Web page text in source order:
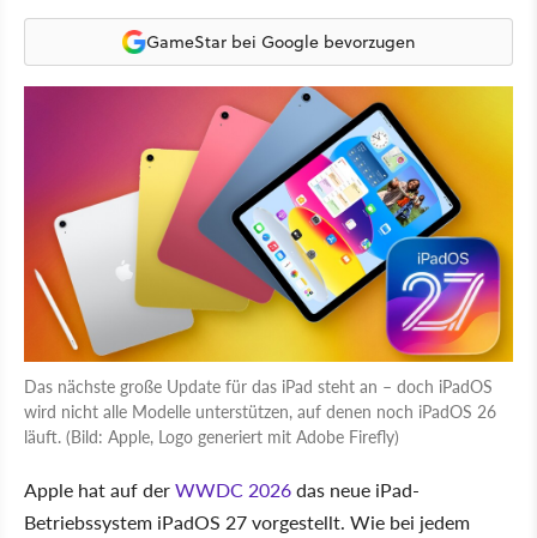
GameStar bei Google bevorzugen
Das nächste große Update für das iPad steht an – doch iPadOS
wird nicht alle Modelle unterstützen, auf denen noch iPadOS 26
läuft. (Bild: Apple, Logo generiert mit Adobe Firefly)
Apple hat auf derWWDC 2026das neue iPad-
Betriebssystem iPadOS 27 vorgestellt. Wie bei jedem